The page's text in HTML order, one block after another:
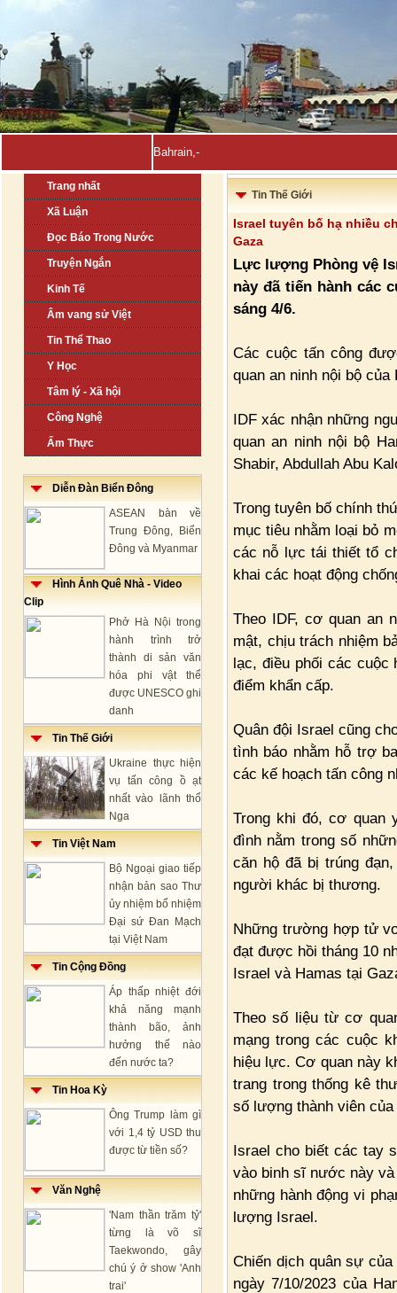
Bahrain, Kuwait tuyên bố _
Trang nhất
Xã Luận
Đọc Báo Trong Nước
Truyện Ngắn
Kinh Tế
Âm vang sử Việt
Tin Thể Thao
Y Học
Tâm lý - Xã hội
Công Nghệ
Ẩm Thực
Diễn Đàn Biển Đông
ASEAN bàn về
Trung Đông, Biển
Đông và Myanmar
Hình Ảnh Quê Nhà - Video
Clip
Phở Hà Nội trong
hành trình trở
thành di sản văn
hóa phi vật thể
được UNESCO ghi
danh
Tin Thế Giới
Ukraine thực hiện
vụ tấn công ồ ạt
nhất vào lãnh thổ
Nga
Tin Việt Nam
Bộ Ngoại giao tiếp
nhận bản sao Thư
ủy nhiệm bổ nhiệm
Đại sứ Đan Mạch
tại Việt Nam
Tin Cộng Đồng
Áp thấp nhiệt đới
khả năng mạnh
thành bão, ảnh
hưởng thế nào
đến nước ta?
Tin Hoa Kỳ
Ông Trump làm gì
với 1,4 tỷ USD thu
được từ tiền số?
Văn Nghệ
'Nam thần trăm tỷ'
từng là võ sĩ
Taekwondo, gây
chú ý ở show 'Anh
trai'
Tin Thế Giới
Israel tuyên bố hạ nhiều
Gaza
Lực lượng Phòng vệ
này đã tiến hành các
sáng 4/6.
Các cuộc tấn công
quan an ninh nội bộ của
IDF xác nhận những
quan an ninh nội bộ
Shabir, Abdullah Abu
Trong tuyên bố chính
mục tiêu nhằm loại bỏ
các nỗ lực tái thiết tổ
khai các hoạt động
Theo IDF, cơ quan an
mật, chịu trách nhiệm
lạc, điều phối các
điểm khẩn cấp.
Quân đội Israel cũng
tình báo nhằm hỗ trợ
các kế hoạch tấn công
Trong khi đó, cơ quan
đình nằm trong số
căn hộ đã bị trúng
người khác bị thương.
Những trường hợp tử
đạt được hồi tháng 10
Israel và Hamas tại
Theo số liệu từ cơ
mạng trong các cuộc
hiệu lực. Cơ quan này
trang trong thống kê
số lượng thành viên
Israel cho biết các tay
vào binh sĩ nước này
những hành động vi
lượng Israel.
Chiến dịch quân sự
ngày 7/10/2023 của